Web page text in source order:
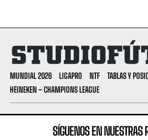
MUNDIAL 2026 LIGAPRO NTF
TABLAS Y
HEINEKEN – CHAMPIONS LEAGUE
SÍGUENOS EN NUESTRAS